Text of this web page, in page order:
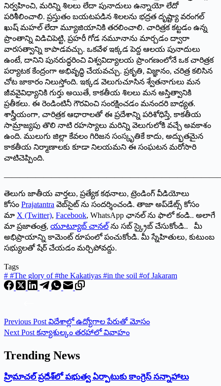
నిర్వహించి, మరిన్ని శిలలు లేదా పునాదులు ఉన్నాయో లేదో
పరిశీలించాలి. ప్రస్తుతం బయటపడిన శిలలను భద్రత దృష్ట్యా వరంగల్
ఖుష్ మహల్ లేదా మ్యూజియానికి తరలించాలి. చారిత్రక కట్టడం ఉన్న
ప్రాంతాన్ని విడిచిపెట్టి, ప్రహరీ గోడ నమూనాను మార్చడం ద్వారా
వారసత్వాన్ని కాపాడవచ్చు. ఒకవేళ ఇక్కడ పెద్ద ఆలయ పునాదులు
ఉంటే, దానిని పునరుద్ధరించి విశ్వవిద్యాలయ ప్రాంగణంలోనే ఒక చారిత్రక
పర్యాటక కేంద్రంగా అభివృద్ధి చేయవచ్చు. ప్రకృతి, విజ్ఞానం, చరిత్ర కలిసిన
చోట జాకారం నిలుస్తోంది. ఇక్కడ వెలుగుచూసిన శ్వేతనాగులు మన
జీవవైవిధ్యానికి గుర్తు అయితే, కాకతీయ శిలలు మన అస్తిత్వానికి
ప్రతీకలు. ఈ రెండింటినీ గౌరవించి సంరక్షించడం మనందరి బాధ్యత.
శాస్త్రీయంగా, చారిత్రక ఆధారాలతో ఈ ప్రదేశాన్ని పరిశోధిస్తే, కాకతీయ
సామ్రాజ్యపు తొలి నాటి రహస్యాలు మరిన్ని వెలుగులోకి వచ్చే అవకాశం
ఉంది. ములుగు జిల్లా కేవలం గిరిజన సంస్కృతికే కాదు, అద్భుతమైన
కాకతీయ నిర్మాణాలకు కూడా నిలయమని ఈ సంఘటన మరోసారి
చాటిచెప్పింది.
తెలుగు జాతీయ వార్తలు, ప్రత్యేక కథనాలు, ట్రెండింగ్ వీడియోలు
కోసం Prajatantra వెబ్‌సైట్ ను సందర్శించండి. తాజా అప్‌డేట్స్ కోసం
మా X (Twitter), Facebook, WhatsApp ఛానల్ ను ఫాలో కండి.. అలాగే
మా ప్రజాతంత్ర, యూట్యూబ్ చానల్ ను సబ్ స్క్రైబ్ చేసుకోండి.. మీ
అభిప్రాయాన్ని కామెంట్ రూపంలో పంచుకోండి. మీ స్నేహితులు, కుటుంబ
సభ్యులతో షేర్ చేయడం మర్చిపోవద్దు.
Tags
# #The glory of #the Kakatiyas #in the soil #of Jakaram
Previous Post విదేశాల్లో ఉద్యోగాల పేరుతో మోసం
Next Post కన్యాశుల్కం తరహాలో వివాహం
Trending News
‌హ్రిమాచల్‌ ‌ప్రదేశ్‌లో పభుత్వ ఏర్పాటుకు కాంగ్రెస్‌ ‌సన్నాహాలు